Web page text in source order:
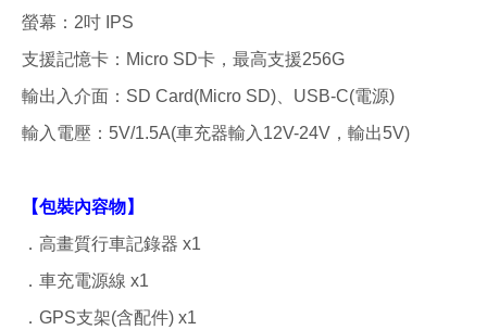
螢幕：2吋 IPS
支援記憶卡：Micro SD卡，最高支援256G
輸出入介面：SD Card(Micro SD)、USB-C(電源)
輸入電壓：5V/1.5A(車充器輸入12V-24V，輸出5V)
【包裝內容物】
．高畫質行車記錄器 x1
．車充電源線 x1
．GPS支架(含配件) x1